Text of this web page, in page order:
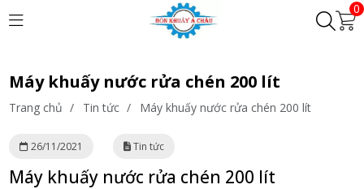
0
Máy khuấy nước rửa chén 200 lít
Trang chủ / Tin tức / Máy khuấy nước rửa chén 200 lít
26/11/2021 Tin tức
Máy khuấy nước rửa chén 200 lít